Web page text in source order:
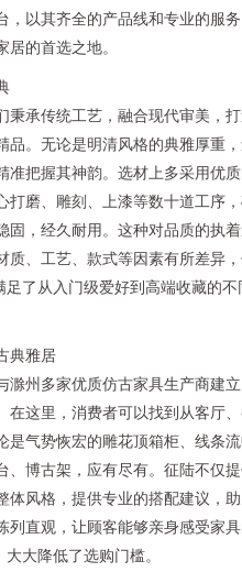
，以其齐全的产品线和专业的服
的首选之地。
秉承传统工艺，融合现代审美，
品。无论是明清风格的典雅厚重
准把握其神韵。选材上多采用优
打磨、雕刻、上漆等数十道工序
固，经久耐用。这种对品质的执
质、工艺、款式等因素有所差异
足了从入门级爱好到高端收藏的不
典雅居
滁州多家优质仿古家具生产商建
在这里，消费者可以找到从客厅
是气势恢宏的雕花顶箱柜、线条
、博古架，应有尽有。征陆不仅
体风格，提供专业的搭配建议，
列直观，让顾客能够亲身感受家
大降低了选购门槛。